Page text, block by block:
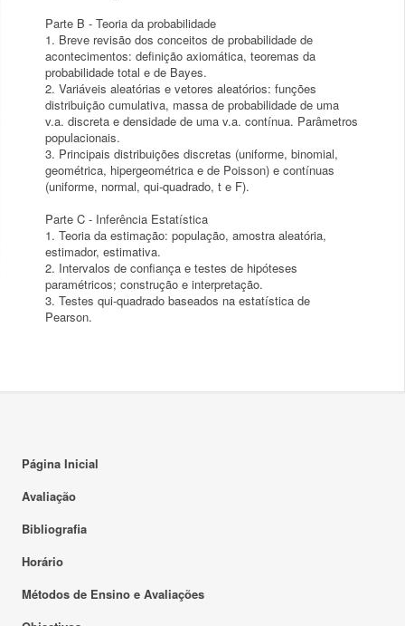
Parte B - Teoria da probabilidade
1. Breve revisão dos conceitos de probabilidade de
acontecimentos: definição axiomática, teoremas da
probabilidade total e de Bayes.
2. Variáveis aleatórias e vetores aleatórios: funções
distribuição cumulativa, massa de probabilidade de uma
v.a. discreta e densidade de uma v.a. contínua. Parâmetros
populacionais.
3. Principais distribuições discretas (uniforme, binomial,
geométrica, hipergeométrica e de Poisson) e contínuas
(uniforme, normal, qui-quadrado, t e F).
Parte C - Inferência Estatística
1. Teoria da estimação: população, amostra aleatória,
estimador, estimativa.
2. Intervalos de confiança e testes de hipóteses
paramétricos; construção e interpretação.
3. Testes qui-quadrado baseados na estatística de
Página Inicial
Avaliação
Bibliografia
Horário
Métodos de Ensino e Avaliações